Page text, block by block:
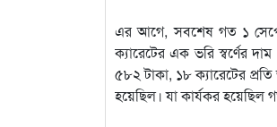
এর আগে, সবশেষ গত ১
ক্যারেটের এক ভরি স্বর্ণের
৫৮২ টাকা, ১৮ ক্যারেটের
হয়েছিল। যা কার্যকর হয়েছিল